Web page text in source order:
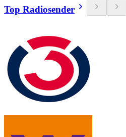
Top Radiosender